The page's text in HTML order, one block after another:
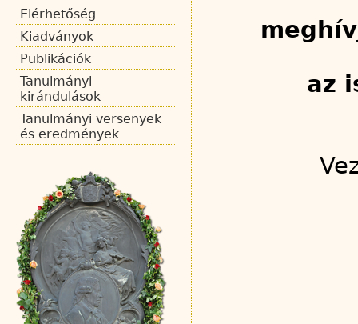
az
Elérhetőség
Kiadványok
Publikációk
Tanulmányi
kirándulások
Tanulmányi versenyek
és eredmények